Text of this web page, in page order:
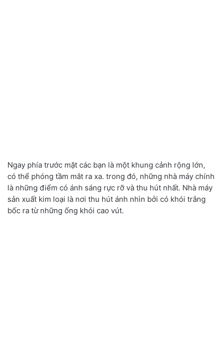
Ngay phía trước mặt các bạn là một khung cảnh rộng lớn,
có thể phóng tầm mắt ra xa. trong đó, những nhà máy chính
là những điểm có ánh sáng rực rỡ và thu hút nhất. Nhà máy
sản xuất kim loại là nơi thu hút ánh nhìn bởi có khói trắng
bốc ra từ những ống khói cao vút.